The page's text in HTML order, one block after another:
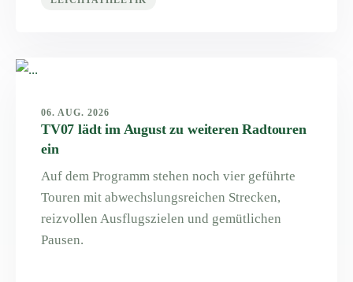
06. AUG. 2026
TV07 lädt im August zu weiteren Radtouren
ein
Auf dem Programm stehen noch vier geführte
Touren mit abwechslungsreichen Strecken,
reizvollen Ausflugszielen und gemütlichen
Pausen.